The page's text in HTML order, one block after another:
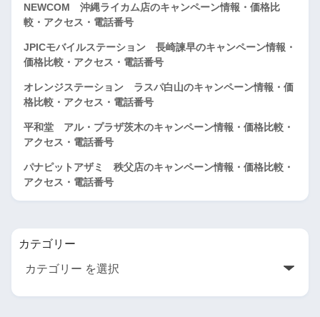
NEWCOM 沖縄ライカム店のキャンペーン情報・価格比
較・アクセス・電話番号
JPICモバイルステーション 長崎諫早のキャンペーン情報・
価格比較・アクセス・電話番号
オレンジステーション ラスパ白山のキャンペーン情報・価
格比較・アクセス・電話番号
平和堂 アル・プラザ茨木のキャンペーン情報・価格比較・
アクセス・電話番号
パナピットアザミ 秩父店のキャンペーン情報・価格比較・
アクセス・電話番号
カテゴリー